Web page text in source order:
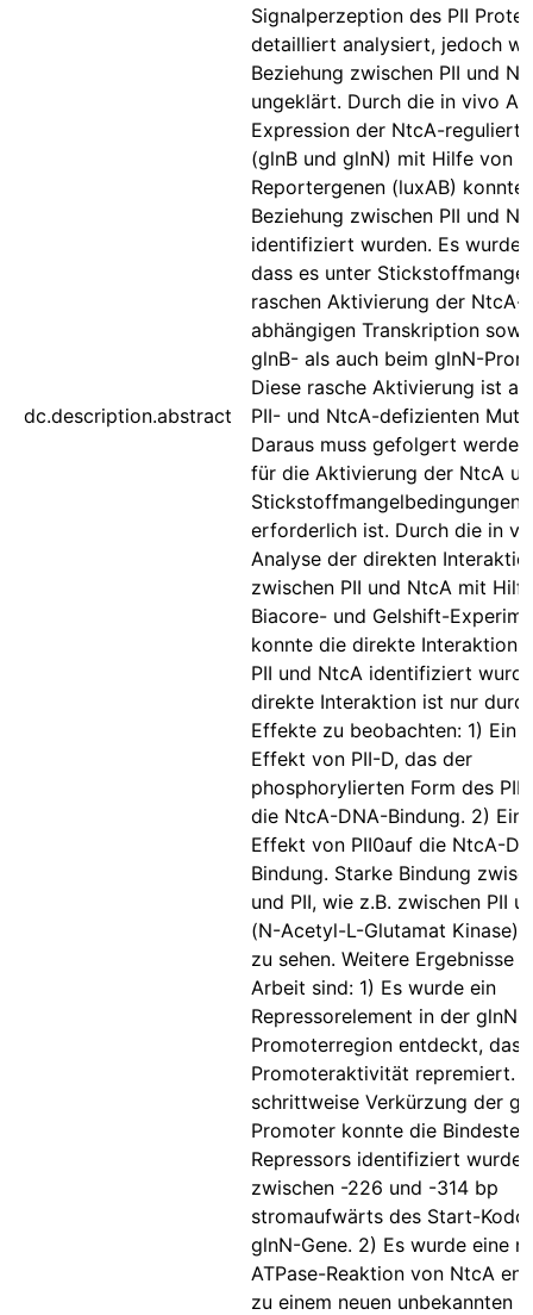
dc.description.abstract
Signalperzeption des PII
detailliert analysiert, jedoch
Beziehung zwischen PII und
ungeklärt. Durch die in vivo
Expression der NtcA-
(glnB und glnN) mit Hilfe von
Reportergenen (luxAB) konnte
Beziehung zwischen PII und
identifiziert wurden. Es wurde
dass es unter
raschen Aktivierung der NtcA-
abhängigen Transkription
glnB- als auch beim glnN-
Diese rasche Aktivierung ist
PII- und NtcA-defizienten
Daraus muss gefolgert
für die Aktivierung der NtcA
Stickstoffmangelbedingungen
erforderlich ist. Durch die in
Analyse der direkten
zwischen PII und NtcA mit
Biacore- und Gelshift-
konnte die direkte Interaktion
PII und NtcA identifiziert
direkte Interaktion ist nur
Effekte zu beobachten: 1) Ein
Effekt von PII-D, das der
phosphorylierten Form des PII
die NtcA-DNA-Bindung. 2) Ein
Effekt von PII0auf die NtcA-
Bindung. Starke Bindung
und PII, wie z.B. zwischen PII
(N-Acetyl-L-Glutamat Kinase)
zu sehen. Weitere Ergebnisse
Arbeit sind: 1) Es wurde ein
Repressorelement in der glnN-
Promoterregion entdeckt, das
Promoteraktivität repremiert.
schrittweise Verkürzung der
Promoter konnte die
Repressors identifiziert
zwischen -226 und -314 bp
stromaufwärts des Start-
glnN-Gene. 2) Es wurde eine
ATPase-Reaktion von NtcA
zu einem neuen unbekannten